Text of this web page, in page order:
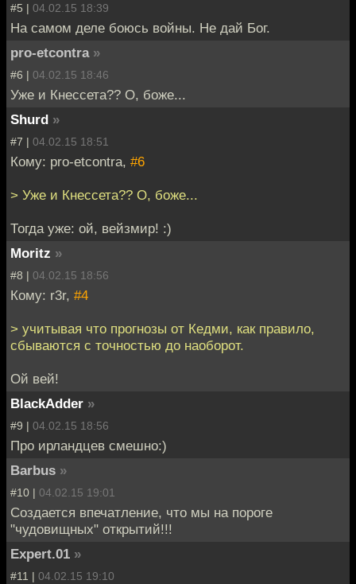
#5 | 04.02.15 18:39
На самом деле боюсь войны. Не дай Бог.
pro-etcontra »
#6 | 04.02.15 18:46
Уже и Кнессета?? О, боже...
Shurd »
#7 | 04.02.15 18:51
Кому: pro-etcontra, #6
> Уже и Кнессета?? О, боже...
Тогда уже: ой, вейзмир! :)
Moritz »
#8 | 04.02.15 18:56
Кому: r3r, #4
> учитывая что прогнозы от Кедми, как правило,
сбываются с точностью до наоборот.
Ой вей!
BlackAdder »
#9 | 04.02.15 18:56
Про ирландцев смешно:)
Barbus »
#10 | 04.02.15 19:01
Создается впечатление, что мы на пороге
"чудовищных" открытий!!!
Expert.01 »
#11 | 04.02.15 19:10